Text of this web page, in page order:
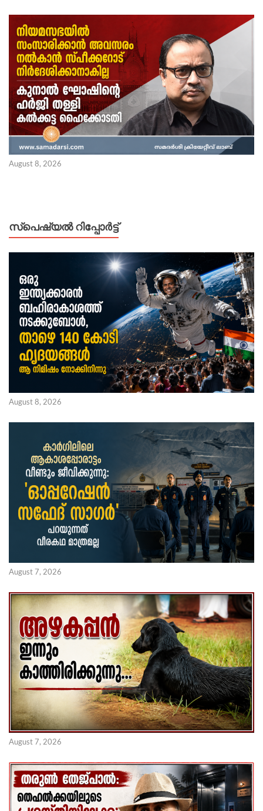
August 8, 2026
സ്പെഷ്യൽ റിപ്പോര്‍ട്ട്
August 8, 2026
August 7, 2026
August 7, 2026